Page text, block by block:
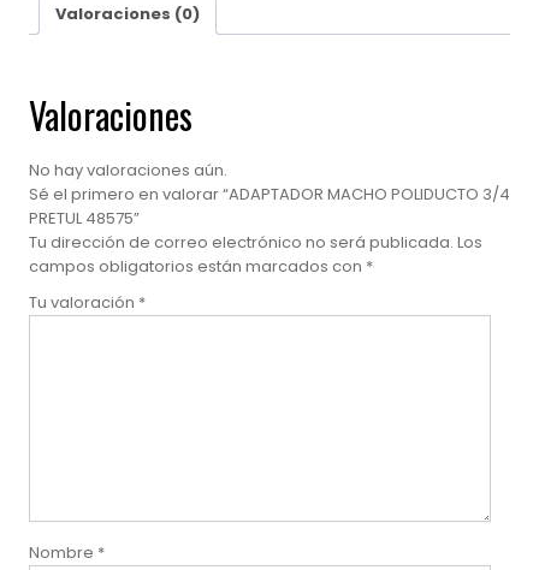
Valoraciones (0)
Valoraciones
No hay valoraciones aún.
Sé el primero en valorar “ADAPTADOR MACHO POLIDUCTO 3/4
PRETUL 48575”
Tu dirección de correo electrónico no será publicada. Los
campos obligatorios están marcados con *
Tu valoración *
Nombre *